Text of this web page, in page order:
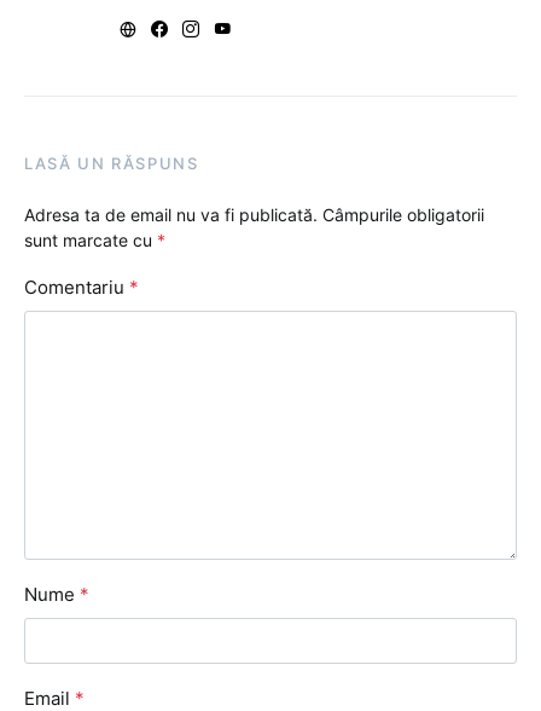
LASĂ UN RĂSPUNS
Adresa ta de email nu va fi publicată. Câmpurile obligatorii
sunt marcate cu *
Comentariu *
Nume *
Email *